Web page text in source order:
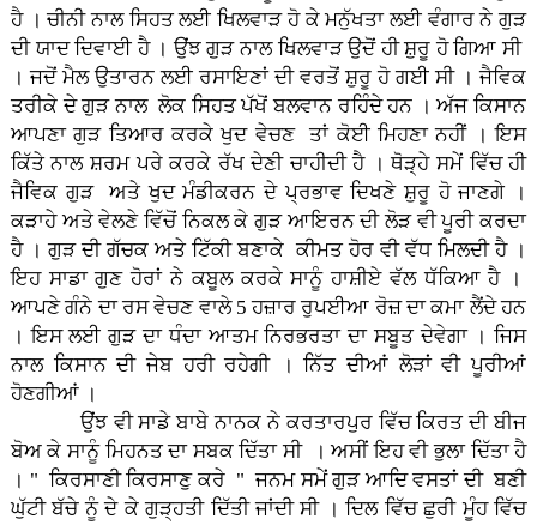
ਹੈ । ਚੀਨੀ ਨਾਲ ਸਿਹਤ ਲਈ ਖਿਲਵਾੜ ਹੋ ਕੇ ਮਨੁੱਖਤਾ ਲਈ ਵੰਗਾਰ ਨੇ ਗੁੜ
ਦੀ ਯਾਦ ਦਿਵਾਈ ਹੈ । ਉਂਝ ਗੁੜ ਨਾਲ ਖਿਲਵਾੜ ਉਦੋਂ ਹੀ ਸ਼ੁਰੂ ਹੋ ਗਿਆ ਸੀ
। ਜਦੋਂ ਮੈਲ ਉਤਾਰਨ ਲਈ ਰਸਾਇਣਾਂ ਦੀ ਵਰਤੋਂ ਸ਼ੁਰੂ ਹੋ ਗਈ ਸੀ । ਜੈਵਿਕ
ਤਰੀਕੇ ਦੇ ਗੁੜ ਨਾਲ ਲੋਕ ਸਿਹਤ ਪੱਖੋਂ ਬਲਵਾਨ ਰਹਿੰਦੇ ਹਨ । ਅੱਜ ਕਿਸਾਨ
ਆਪਣਾ ਗੁੜ ਤਿਆਰ ਕਰਕੇ ਖੁਦ ਵੇਚਣ ਤਾਂ ਕੋਈ ਮਿਹਣਾ ਨਹੀਂ । ਇਸ
ਕਿੱਤੇ ਨਾਲ ਸ਼ਰਮ ਪਰੇ ਕਰਕੇ ਰੱਖ ਦੇਣੀ ਚਾਹੀਦੀ ਹੈ । ਥੋੜ੍ਹੇ ਸਮੇਂ ਵਿੱਚ ਹੀ
ਜੈਵਿਕ ਗੁੜ ਅਤੇ ਖੁਦ ਮੰਡੀਕਰਨ ਦੇ ਪ੍ਰਭਾਵ ਦਿਖਣੇ ਸ਼ੁਰੂ ਹੋ ਜਾਣਗੇ ।
ਕੜਾਹੇ ਅਤੇ ਵੇਲਣੇ ਵਿੱਚੋਂ ਨਿਕਲ ਕੇ ਗੁੜ ਆਇਰਨ ਦੀ ਲੋੜ ਵੀ ਪੂਰੀ ਕਰਦਾ
ਹੈ । ਗੁੜ ਦੀ ਗੱਚਕ ਅਤੇ ਟਿੱਕੀ ਬਣਾਕੇ ਕੀਮਤ ਹੋਰ ਵੀ ਵੱਧ ਮਿਲਦੀ ਹੈ ।
ਇਹ ਸਾਡਾ ਗੁਣ ਹੋਰਾਂ ਨੇ ਕਬੂਲ ਕਰਕੇ ਸਾਨੂੰ ਹਾਸ਼ੀਏ ਵੱਲ ਧੱਕਿਆ ਹੈ ।
ਆਪਣੇ ਗੰਨੇ ਦਾ ਰਸ ਵੇਚਣ ਵਾਲੇ 5 ਹਜ਼ਾਰ ਰੁਪਈਆ ਰੋਜ਼ ਦਾ ਕਮਾ ਲੈਂਦੇ ਹਨ
। ਇਸ ਲਈ ਗੁੜ ਦਾ ਧੰਦਾ ਆਤਮ ਨਿਰਭਰਤਾ ਦਾ ਸਬੂਤ ਦੇਵੇਗਾ । ਜਿਸ
ਨਾਲ ਕਿਸਾਨ ਦੀ ਜੇਬ ਹਰੀ ਰਹੇਗੀ । ਨਿੱਤ ਦੀਆਂ ਲੋੜਾਂ ਵੀ ਪੂਰੀਆਂ
ਹੋਣਗੀਆਂ ।
ਉਂਝ ਵੀ ਸਾਡੇ ਬਾਬੇ ਨਾਨਕ ਨੇ ਕਰਤਾਰਪੁਰ ਵਿੱਚ ਕਿਰਤ ਦੀ ਬੀਜ
ਬੋਅ ਕੇ ਸਾਨੂੰ ਮਿਹਨਤ ਦਾ ਸਬਕ ਦਿੱਤਾ ਸੀ । ਅਸੀਂ ਇਹ ਵੀ ਭੁਲਾ ਦਿੱਤਾ ਹੈ
। " ਕਿਰਸਾਣੀ ਕਿਰਸਾਣੁ ਕਰੇ " ਜਨਮ ਸਮੇਂ ਗੁੜ ਆਦਿ ਵਸਤਾਂ ਦੀ ਬਣੀ
ਘੁੱਟੀ ਬੱਚੇ ਨੂੰ ਦੇ ਕੇ ਗੁੜ੍ਹਤੀ ਦਿੱਤੀ ਜਾਂਦੀ ਸੀ । ਦਿਲ ਵਿੱਚ ਛੁਰੀ ਮੂੰਹ ਵਿੱਚ